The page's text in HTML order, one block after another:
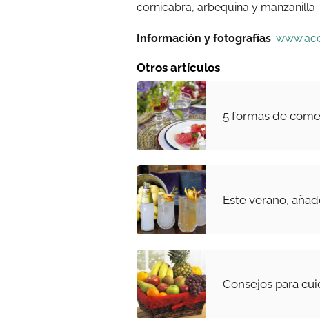
cornicabra, arbequina y
Información y fotografías:
Otros artículos
5 formas de
Este verano,
Consejos para